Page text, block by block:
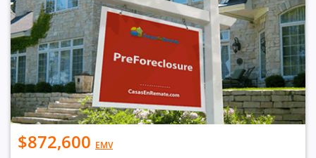
$872,600 EMV